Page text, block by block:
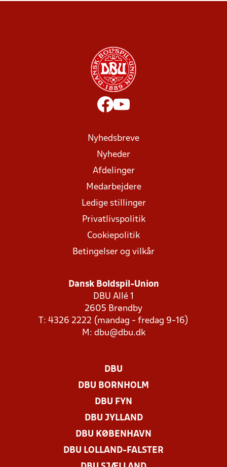
Nyhedsbreve
Nyheder
Afdelinger
Medarbejdere
Ledige stillinger
Privatlivspolitik
Cookiepolitik
Betingelser og vilkår
Dansk Boldspil-Union
DBU Allé 1
2605 Brøndby
T: 4326 2222 (mandag - fredag 9-16)
M: dbu@dbu.dk
DBU
DBU BORNHOLM
DBU FYN
DBU JYLLAND
DBU KØBENHAVN
DBU LOLLAND-FALSTER